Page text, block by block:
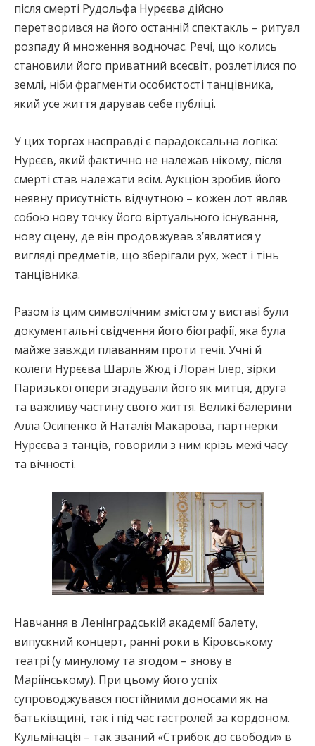
після смерті Рудольфа Нурєєва дійсно
перетворився на його останній спектакль – ритуал
розпаду й множення водночас. Речі, що колись
становили його приватний всесвіт, розлетілися по
землі, ніби фрагменти особистості танцівника,
який усе життя дарував себе публіці.
У цих торгах насправді є парадоксальна логіка:
Нурєєв, який фактично не належав нікому, після
смерті став належати всім. Аукціон зробив його
неявну присутність відчутною – кожен лот являв
собою нову точку його віртуального існування,
нову сцену, де він продовжував з’являтися у
вигляді предметів, що зберігали рух, жест і тінь
танцівника.
Разом із цим символічним змістом у виставі були
документальні свідчення його біографії, яка була
майже завжди плаванням проти течії. Учні й
колеги Нурєєва Шарль Жюд і Лоран Ілер, зірки
Паризької опери згадували його як митця, друга
та важливу частину свого життя. Великі балерини
Алла Осипенко й Наталія Макарова, партнерки
Нурєєва з танців, говорили з ним крізь межі часу
та вічності.
Навчання в Ленінградській академії балету,
випускний концерт, ранні роки в Кіровському
театрі (у минулому та згодом – знову в
Маріїнському). При цьому його успіх
супроводжувався постійними доносами як на
батьківщині, так і під час гастролей за кордоном.
Кульмінація – так званий «Стрибок до свободи» в